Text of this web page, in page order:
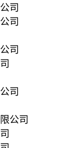
司
司
司
司
公司